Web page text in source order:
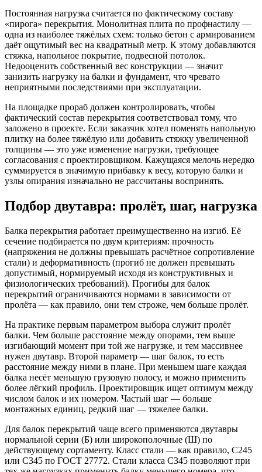
Постоянная нагрузка считается по фактическому составу
«пирога» перекрытия. Монолитная плита по профнастилу —
одна из наиболее тяжёлых схем: только бетон с армированием
даёт ощутимый вес на квадратный метр. К этому добавляются
стяжка, напольное покрытие, подвесной потолок.
Недооценить собственный вес конструкции — значит
занизить нагрузку на балки и фундамент, что чревато
неприятными последствиями при эксплуатации.
На площадке прораб должен контролировать, чтобы
фактический состав перекрытия соответствовал тому, что
заложено в проекте. Если заказчик хотел поменять напольную
плитку на более тяжёлую или добавить стяжку увеличенной
толщины — это уже изменение нагрузки, требующее
согласования с проектировщиком. Кажущаяся мелочь нередко
суммируется в значимую прибавку к весу, которую балки и
узлы опирания изначально не рассчитаны воспринять.
Подбор двутавра: пролёт, шаг, нагрузка
Балка перекрытия работает преимущественно на изгиб. Её
сечение подбирается по двум критериям: прочность
(напряжения не должны превышать расчётное сопротивление
стали) и деформативность (прогиб не должен превышать
допустимый, нормируемый исходя из конструктивных и
физиологических требований). Прогибы для балок
перекрытий ограничиваются нормами в зависимости от
пролёта — как правило, они тем строже, чем больше пролёт.
На практике первым параметром выбора служит пролёт
балки. Чем больше расстояние между опорами, тем выше
изгибающий момент при той же нагрузке, и тем массивнее
нужен двутавр. Второй параметр — шаг балок, то есть
расстояние между ними в плане. При меньшем шаге каждая
балка несёт меньшую грузовую полосу, и можно применить
более лёгкий профиль. Проектировщик ищет оптимум между
числом балок и их номером. Частый шаг — больше
монтажных единиц, редкий шаг — тяжелее балки.
Для балок перекрытий чаще всего применяются двутавры
нормальной серии (Б) или широкополочные (Ш) по
действующему сортаменту. Класс стали — как правило, С245
или С345 по ГОСТ 27772. Стали класса С345 позволяют при